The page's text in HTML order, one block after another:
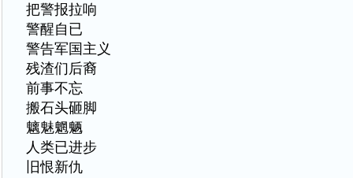
把警报拉响
警醒自已
警告军国主义
残渣们后裔
前事不忘
搬石头砸脚
魑魅魍魉
人类已进步
旧恨新仇